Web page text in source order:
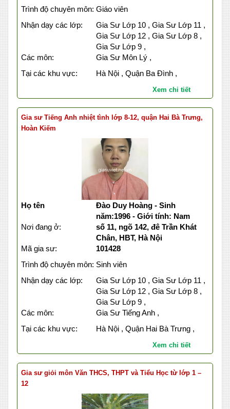
Trình độ chuyên môn: Giáo viên
Nhận dạy các lớp:
Gia Sư Lớp 10 , Gia Sư Lớp 11 ,
Gia Sư Lớp 12 , Gia Sư Lớp 8 ,
Gia Sư Lớp 9 ,
Các môn:
Gia Sư Môn Lý ,
Tại các khu vực:
Hà Nội , Quận Ba Đình ,
Xem chi tiết
Gia sư Tiếng Anh nhiệt tình lớp 8-12, quận Hai Bà Trưng,
Hoàn Kiếm
Họ tên
Đào Duy Hoàng - Sinh
năm:1996 - Giới tính: Nam
Nơi đang ở:
số 11, ngõ 142, đê Trần Khát
Chân, HBT, Hà Nội
Mã gia sư:
101428
Trình độ chuyên môn: Sinh viên
Nhận dạy các lớp:
Gia Sư Lớp 10 , Gia Sư Lớp 11 ,
Gia Sư Lớp 12 , Gia Sư Lớp 8 ,
Gia Sư Lớp 9 ,
Các môn:
Gia Sư Tiếng Anh ,
Tại các khu vực:
Hà Nội , Quận Hai Bà Trưng ,
Xem chi tiết
Gia sư giỏi môn Văn THCS, THPT và Tiểu Học từ lớp 1 –
12